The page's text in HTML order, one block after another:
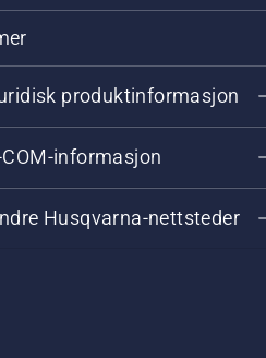
produktinformasjon
COM-informasjon
Husqvarna-nettsteder